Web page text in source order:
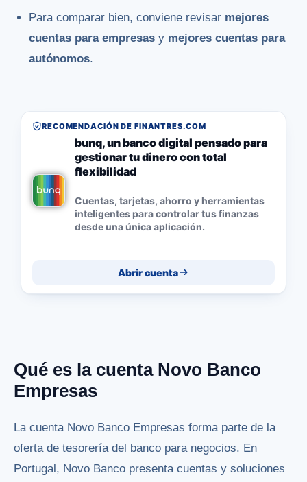
Para comparar bien, conviene revisar mejores
cuentas para empresas y mejores cuentas para
autónomos.
RECOMENDACIÓN DE FINANTRES.COM
bunq, un banco digital pensado para
gestionar tu dinero con total
flexibilidad
Cuentas, tarjetas, ahorro y herramientas
inteligentes para controlar tus finanzas
desde una única aplicación.
Abrir cuenta
Qué es la cuenta Novo Banco
Empresas
La cuenta Novo Banco Empresas forma parte de la
oferta de tesorería del banco para negocios. En
Portugal, Novo Banco presenta cuentas y soluciones